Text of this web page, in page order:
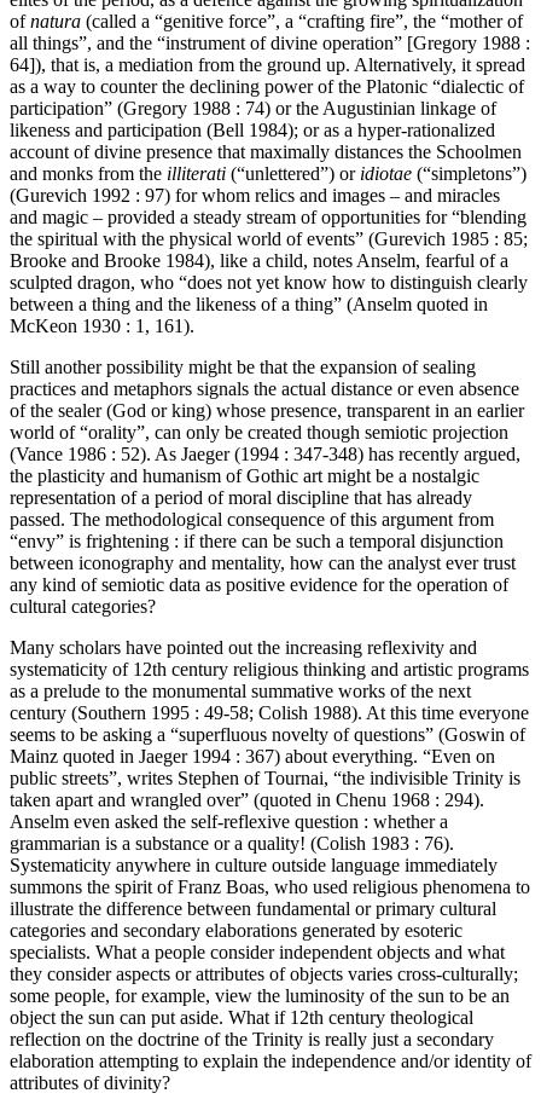
ofnatura (called a “genitive force”, a “crafting fire”, the “mother of
all things”, and the “instrument of divine operation” [Gregory 1988 :
64]), that is, a mediation from the ground up. Alternatively, it spread
as a way to counter the declining power of the Platonic “dialectic of
participation” (Gregory 1988 : 74) or the Augustinian linkage of
likeness and participation (Bell 1984); or as a hyper-rationalized
account of divine presence that maximally distances the Schoolmen
and monks from the illiterati (“unlettered”) or idiotae (“simpletons”)
(Gurevich 1992 : 97) for whom relics and images – and miracles
and magic – provided a steady stream of opportunities for “blending
the spiritual with the physical world of events” (Gurevich 1985 : 85;
Brooke and Brooke 1984), like a child, notes Anselm, fearful of a
sculpted dragon, who “does not yet know how to distinguish clearly
between a thing and the likeness of a thing” (Anselm quoted in
McKeon 1930 : 1, 161).
Still another possibility might be that the expansion of sealing
practices and metaphors signals the actual distance or even absence
of the sealer (God or king) whose presence, transparent in an earlier
world of “orality”, can only be created though semiotic projection
(Vance 1986 : 52). As Jaeger (1994 : 347-348) has recently argued,
the plasticity and humanism of Gothic art might be a nostalgic
representation of a period of moral discipline that has already
passed. The methodological consequence of this argument from
“envy” is frightening : if there can be such a temporal disjunction
between iconography and mentality, how can the analyst ever trust
any kind of semiotic data as positive evidence for the operation of
cultural categories?
Many scholars have pointed out the increasing reflexivity and
systematicity of 12th century religious thinking and artistic programs
as a prelude to the monumental summative works of the next
century (Southern 1995 : 49-58; Colish 1988). At this time everyone
seems to be asking a “superfluous novelty of questions” (Goswin of
Mainz quoted in Jaeger 1994 : 367) about everything. “Even on
public streets”, writes Stephen of Tournai, “the indivisible Trinity is
taken apart and wrangled over” (quoted in Chenu 1968 : 294).
Anselm even asked the self-reflexive question : whether a
grammarian is a substance or a quality! (Colish 1983 : 76).
Systematicity anywhere in culture outside language immediately
summons the spirit of Franz Boas, who used religious phenomena to
illustrate the difference between fundamental or primary cultural
categories and secondary elaborations generated by esoteric
specialists. What a people consider independent objects and what
they consider aspects or attributes of objects varies cross-culturally;
some people, for example, view the luminosity of the sun to be an
object the sun can put aside. What if 12th century theological
reflection on the doctrine of the Trinity is really just a secondary
elaboration attempting to explain the independence and/or identity of
attributes of divinity?